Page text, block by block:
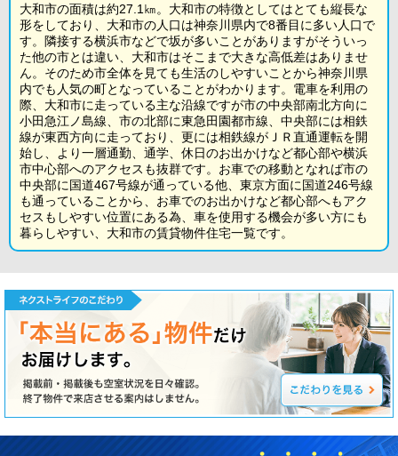
大和市の面積は約27.1㎞。大和市の特徴としてはとても縦長な
形をしており、大和市の人口は神奈川県内で8番目に多い人口で
す。隣接する横浜市などで坂が多いことがありますがそういっ
た他の市とは違い、大和市はそこまで大きな高低差はありませ
ん。そのため市全体を見ても生活のしやすいことから神奈川県
内でも人気の町となっていることがわかります。電車を利用の
際、大和市に走っている主な沿線ですが市の中央部南北方向に
小田急江ノ島線、市の北部に東急田園都市線、中央部には相鉄
線が東西方向に走っており、更には相鉄線がＪＲ直通運転を開
始し、より一層通勤、通学、休日のお出かけなど都心部や横浜
市中心部へのアクセスも抜群です。お車での移動となれば市の
中央部に国道467号線が通っている他、東京方面に国道246号線
も通っていることから、お車でのお出かけなど都心部へもアク
セスもしやすい位置にある為、車を使用する機会が多い方にも
暮らしやすい、大和市の賃貸物件住宅一覧です。